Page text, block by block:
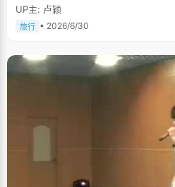
UP主: 卢颖
旅行 • 2026/6/30